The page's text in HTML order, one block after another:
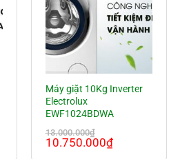
Máy giặt 10Kg Inverter
Electrolux
EWF1024BDWA
13.000.000₫
Giá
10.750.000₫Giá